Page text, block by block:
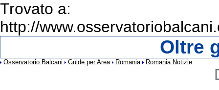
Trovato a:
http://
Oltre
Osservatorio Balcani Guide per Area Romania Romania Notizie